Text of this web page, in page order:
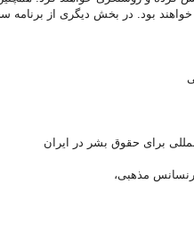
بود. در بخش دیگری از برنامه
برای حقوق بشر در ایران
مذهبی،